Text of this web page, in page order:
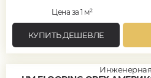
Цена за 1 м²
КУПИТЬ ДЕШЕВЛЕ
Инженерная